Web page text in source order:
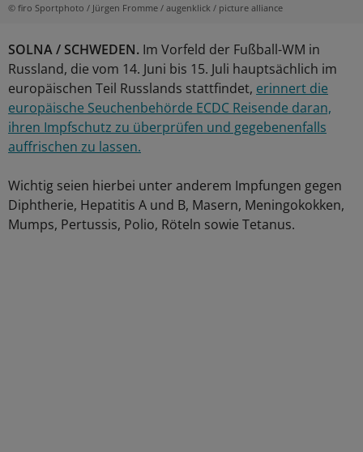
© firo Sportphoto / Jürgen Fromme / augenklick / picture alliance
SOLNA / SCHWEDEN. Im Vorfeld der Fußball-WM in
Russland, die vom 14. Juni bis 15. Juli hauptsächlich im
europäischen Teil Russlands stattfindet, erinnert die
europäische Seuchenbehörde ECDC Reisende daran,
ihren Impfschutz zu überprüfen und gegebenenfalls
auffrischen zu lassen.
Wichtig seien hierbei unter anderem Impfungen gegen
Diphtherie, Hepatitis A und B, Masern, Meningokokken,
Mumps, Pertussis, Polio, Röteln sowie Tetanus.